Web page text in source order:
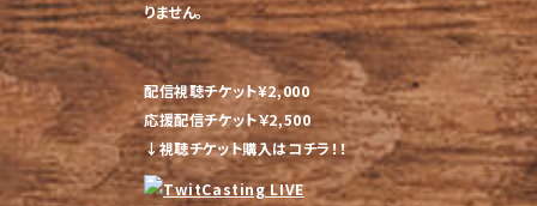
りません。
配信視聴チケット¥2,000
応援配信チケット￥2,500
↓視聴チケット購入はコチラ！！